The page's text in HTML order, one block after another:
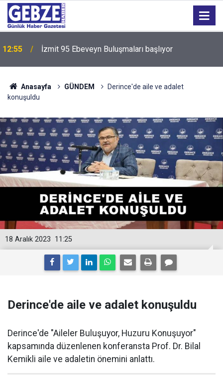
12:55 İzmit 95 Ebeveyn Buluşmaları başlıyor
Anasayfa GÜNDEM
Derince'de aile ve adalet
konuşuldu
11:25
18 Aralık 2023
Derince'de aile ve adalet konuşuldu
Derince'de "Aileler Buluşuyor, Huzuru Konuşuyor"
kapsamında düzenlenen konferansta Prof. Dr. Bilal
Kemikli aile ve adaletin önemini anlattı.